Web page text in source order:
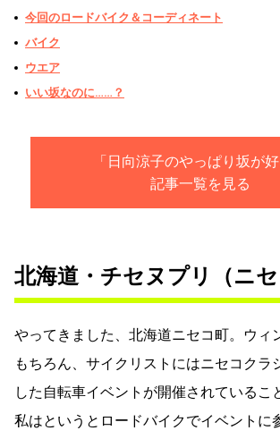
今回のロードバイク＆コーディネート
バイク
ウエア
いい坂なのに……？
「日向涼子のやっぱり坂が好
記事一覧を見る
北海道・チセヌプリ（ニセ
やってきました、北海道ニセコ町。ウィ
もちろん、サイクリストにはニセコクラ
した自転車イベントが開催されているこ
私はというとロードバイクでイベントに